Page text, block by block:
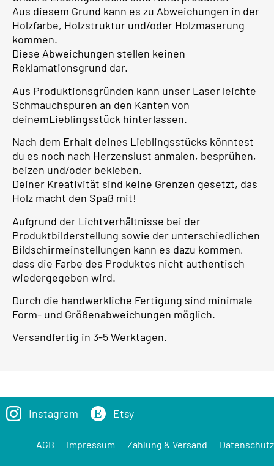
Aus diesem Grund kann es zu Abweichungen in der
Holzfarbe, Holzstruktur und/oder Holzmaserung
kommen.
Diese Abweichungen stellen keinen
Reklamationsgrund dar.
Aus Produktionsgründen kann unser Laser leichte
Schmauchspuren an den Kanten von
deinemLieblingsstück hinterlassen.
Nach dem Erhalt deines Lieblingsstücks könntest
du es noch nach Herzenslust anmalen, besprühen,
beizen und/oder bekleben.
Deiner Kreativität sind keine Grenzen gesetzt, das
Holz macht den Spaß mit!
Aufgrund der Lichtverhältnisse bei der
Produktbilderstellung sowie der unterschiedlichen
Bildschirmeinstellungen kann es dazu kommen,
dass die Farbe des Produktes nicht authentisch
wiedergegeben wird.
Durch die handwerkliche Fertigung sind minimale
Form- und Größenabweichungen möglich.
Versandfertig in 3-5 Werktagen.
Instagram Etsy
AGB Impressum Zahlung & Versand Datenschutz